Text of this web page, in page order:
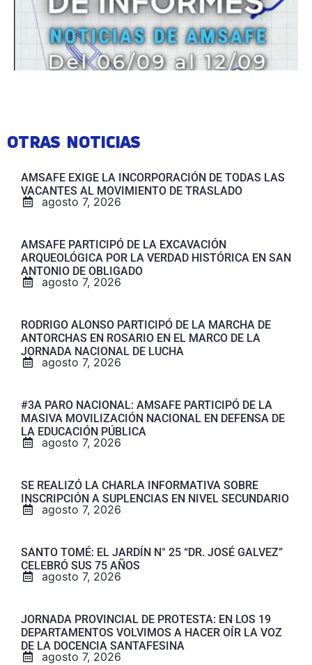
OTRAS NOTICIAS
AMSAFE EXIGE LA INCORPORACIÓN DE TODAS LAS
VACANTES AL MOVIMIENTO DE TRASLADO
agosto 7, 2026
AMSAFE PARTICIPÓ DE LA EXCAVACIÓN
ARQUEOLÓGICA POR LA VERDAD HISTÓRICA EN SAN
ANTONIO DE OBLIGADO
agosto 7, 2026
RODRIGO ALONSO PARTICIPÓ DE LA MARCHA DE
ANTORCHAS EN ROSARIO EN EL MARCO DE LA
JORNADA NACIONAL DE LUCHA
agosto 7, 2026
#3A PARO NACIONAL: AMSAFE PARTICIPÓ DE LA
MASIVA MOVILIZACIÓN NACIONAL EN DEFENSA DE
LA EDUCACIÓN PÚBLICA
agosto 7, 2026
SE REALIZÓ LA CHARLA INFORMATIVA SOBRE
INSCRIPCIÓN A SUPLENCIAS EN NIVEL SECUNDARIO
agosto 7, 2026
SANTO TOMÉ: EL JARDÍN N° 25 “DR. JOSÉ GALVEZ”
CELEBRÓ SUS 75 AÑOS
agosto 7, 2026
JORNADA PROVINCIAL DE PROTESTA: EN LOS 19
DEPARTAMENTOS VOLVIMOS A HACER OÍR LA VOZ
DE LA DOCENCIA SANTAFESINA
agosto 7, 2026